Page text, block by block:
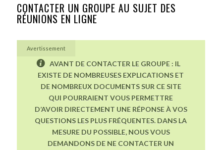
CONTACTER UN GROUPE AU SUJET DES
RÉUNIONS EN LIGNE
Avertissement
AVANT DE CONTACTER LE GROUPE : IL
EXISTE DE NOMBREUSES EXPLICATIONS ET
DE NOMBREUX DOCUMENTS SUR CE SITE
QUI POURRAIENT VOUS PERMETTRE
D’AVOIR DIRECTEMENT UNE RÉPONSE À VOS
QUESTIONS LES PLUS FRÉQUENTES. DANS LA
MESURE DU POSSIBLE, NOUS VOUS
DEMANDONS DE NE CONTACTER UN